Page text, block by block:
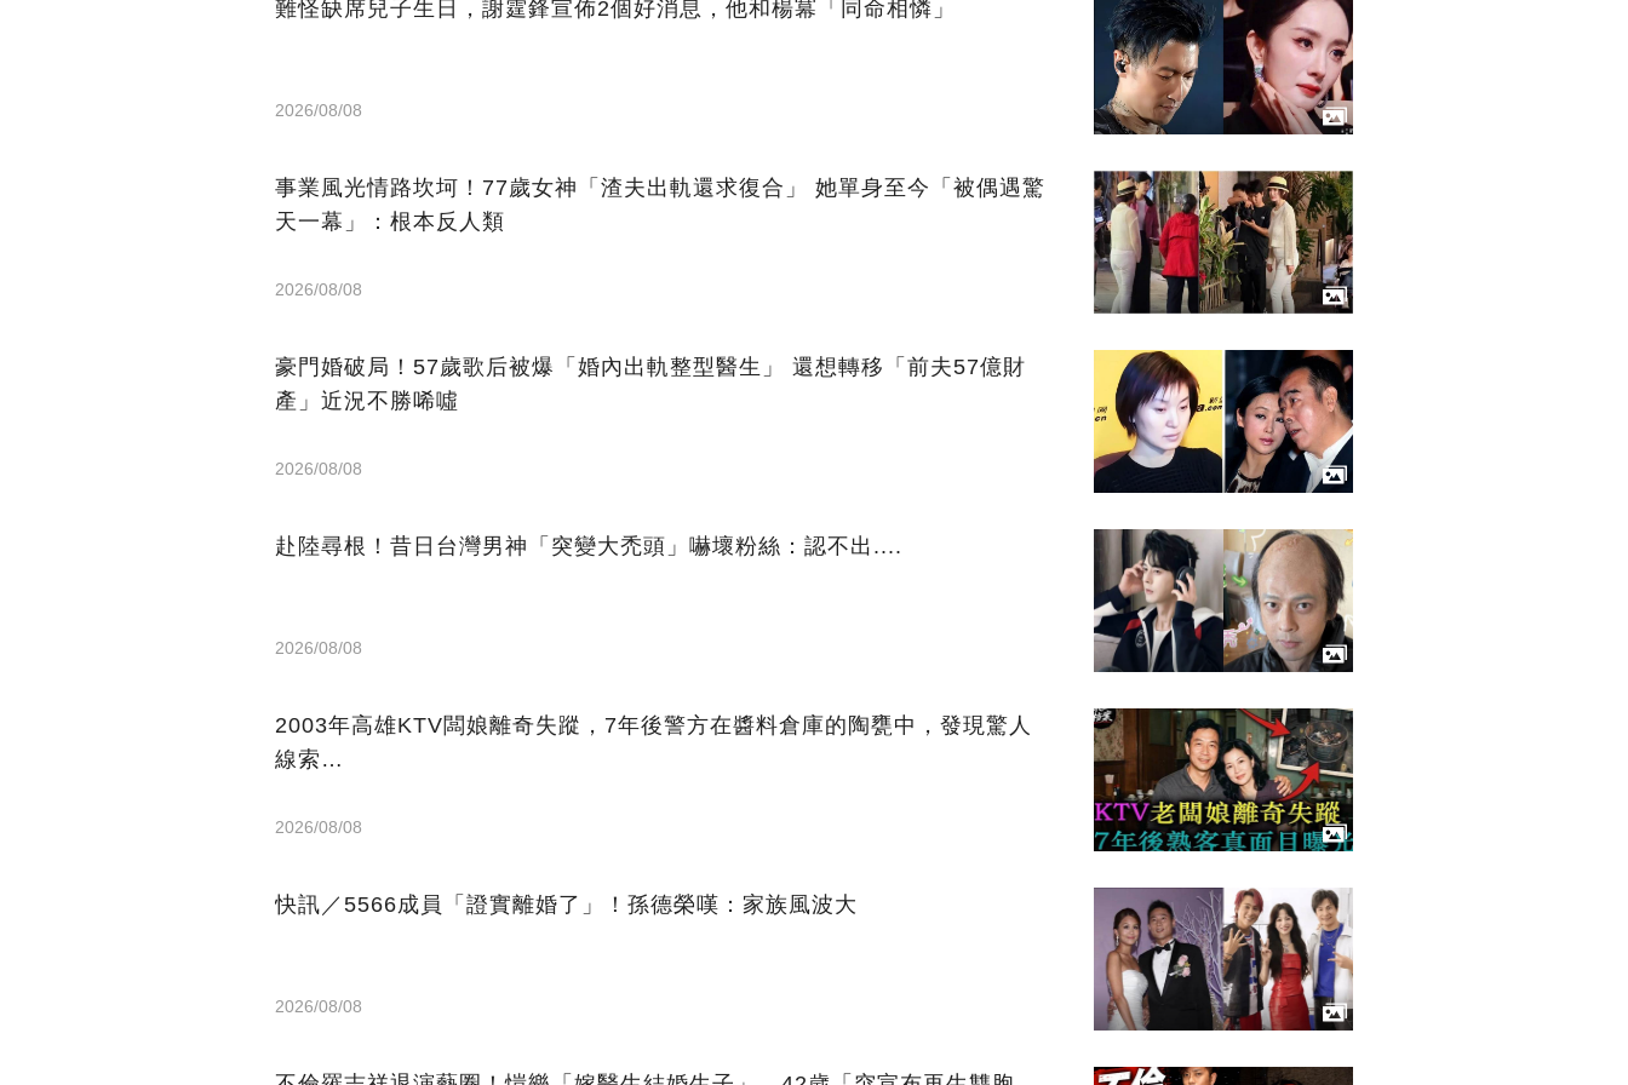
難怪缺席兒子生日，謝霆鋒宣佈2個好消息，他和楊冪「同命相憐」
2026/08/08
事業風光情路坎坷！77歲女神「渣夫出軌還求復合」 她單身至今「被偶遇驚
天一幕」：根本反人類
2026/08/08
豪門婚破局！57歲歌后被爆「婚內出軌整型醫生」 還想轉移「前夫57億財
產」近況不勝唏噓
2026/08/08
赴陸尋根！昔日台灣男神「突變大禿頭」嚇壞粉絲：認不出....
2026/08/08
2003年高雄KTV闆娘離奇失蹤，7年後警方在醬料倉庫的陶甕中，發現驚人
線索…
2026/08/08
快訊／5566成員「證實離婚了」！孫德榮嘆：家族風波大
2026/08/08